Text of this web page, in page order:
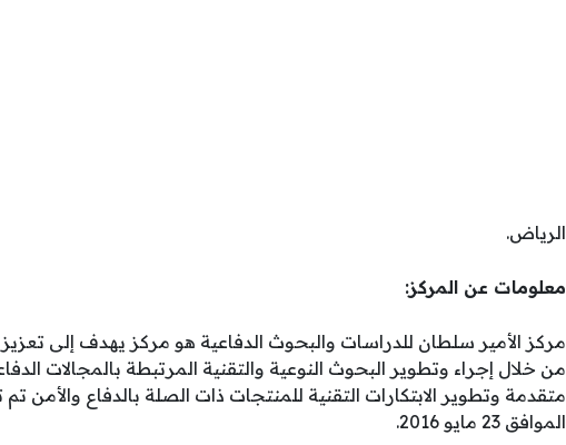
الرياض.
معلومات عن المركز:
مركز الأمير سلطان للدراسات والبحوث الدفاعية هو مركز يهدف إلى
من خلال إجراء وتطوير البحوث النوعية والتقنية المرتبطة بالمجالات
الموافق 23 مايو 2016.